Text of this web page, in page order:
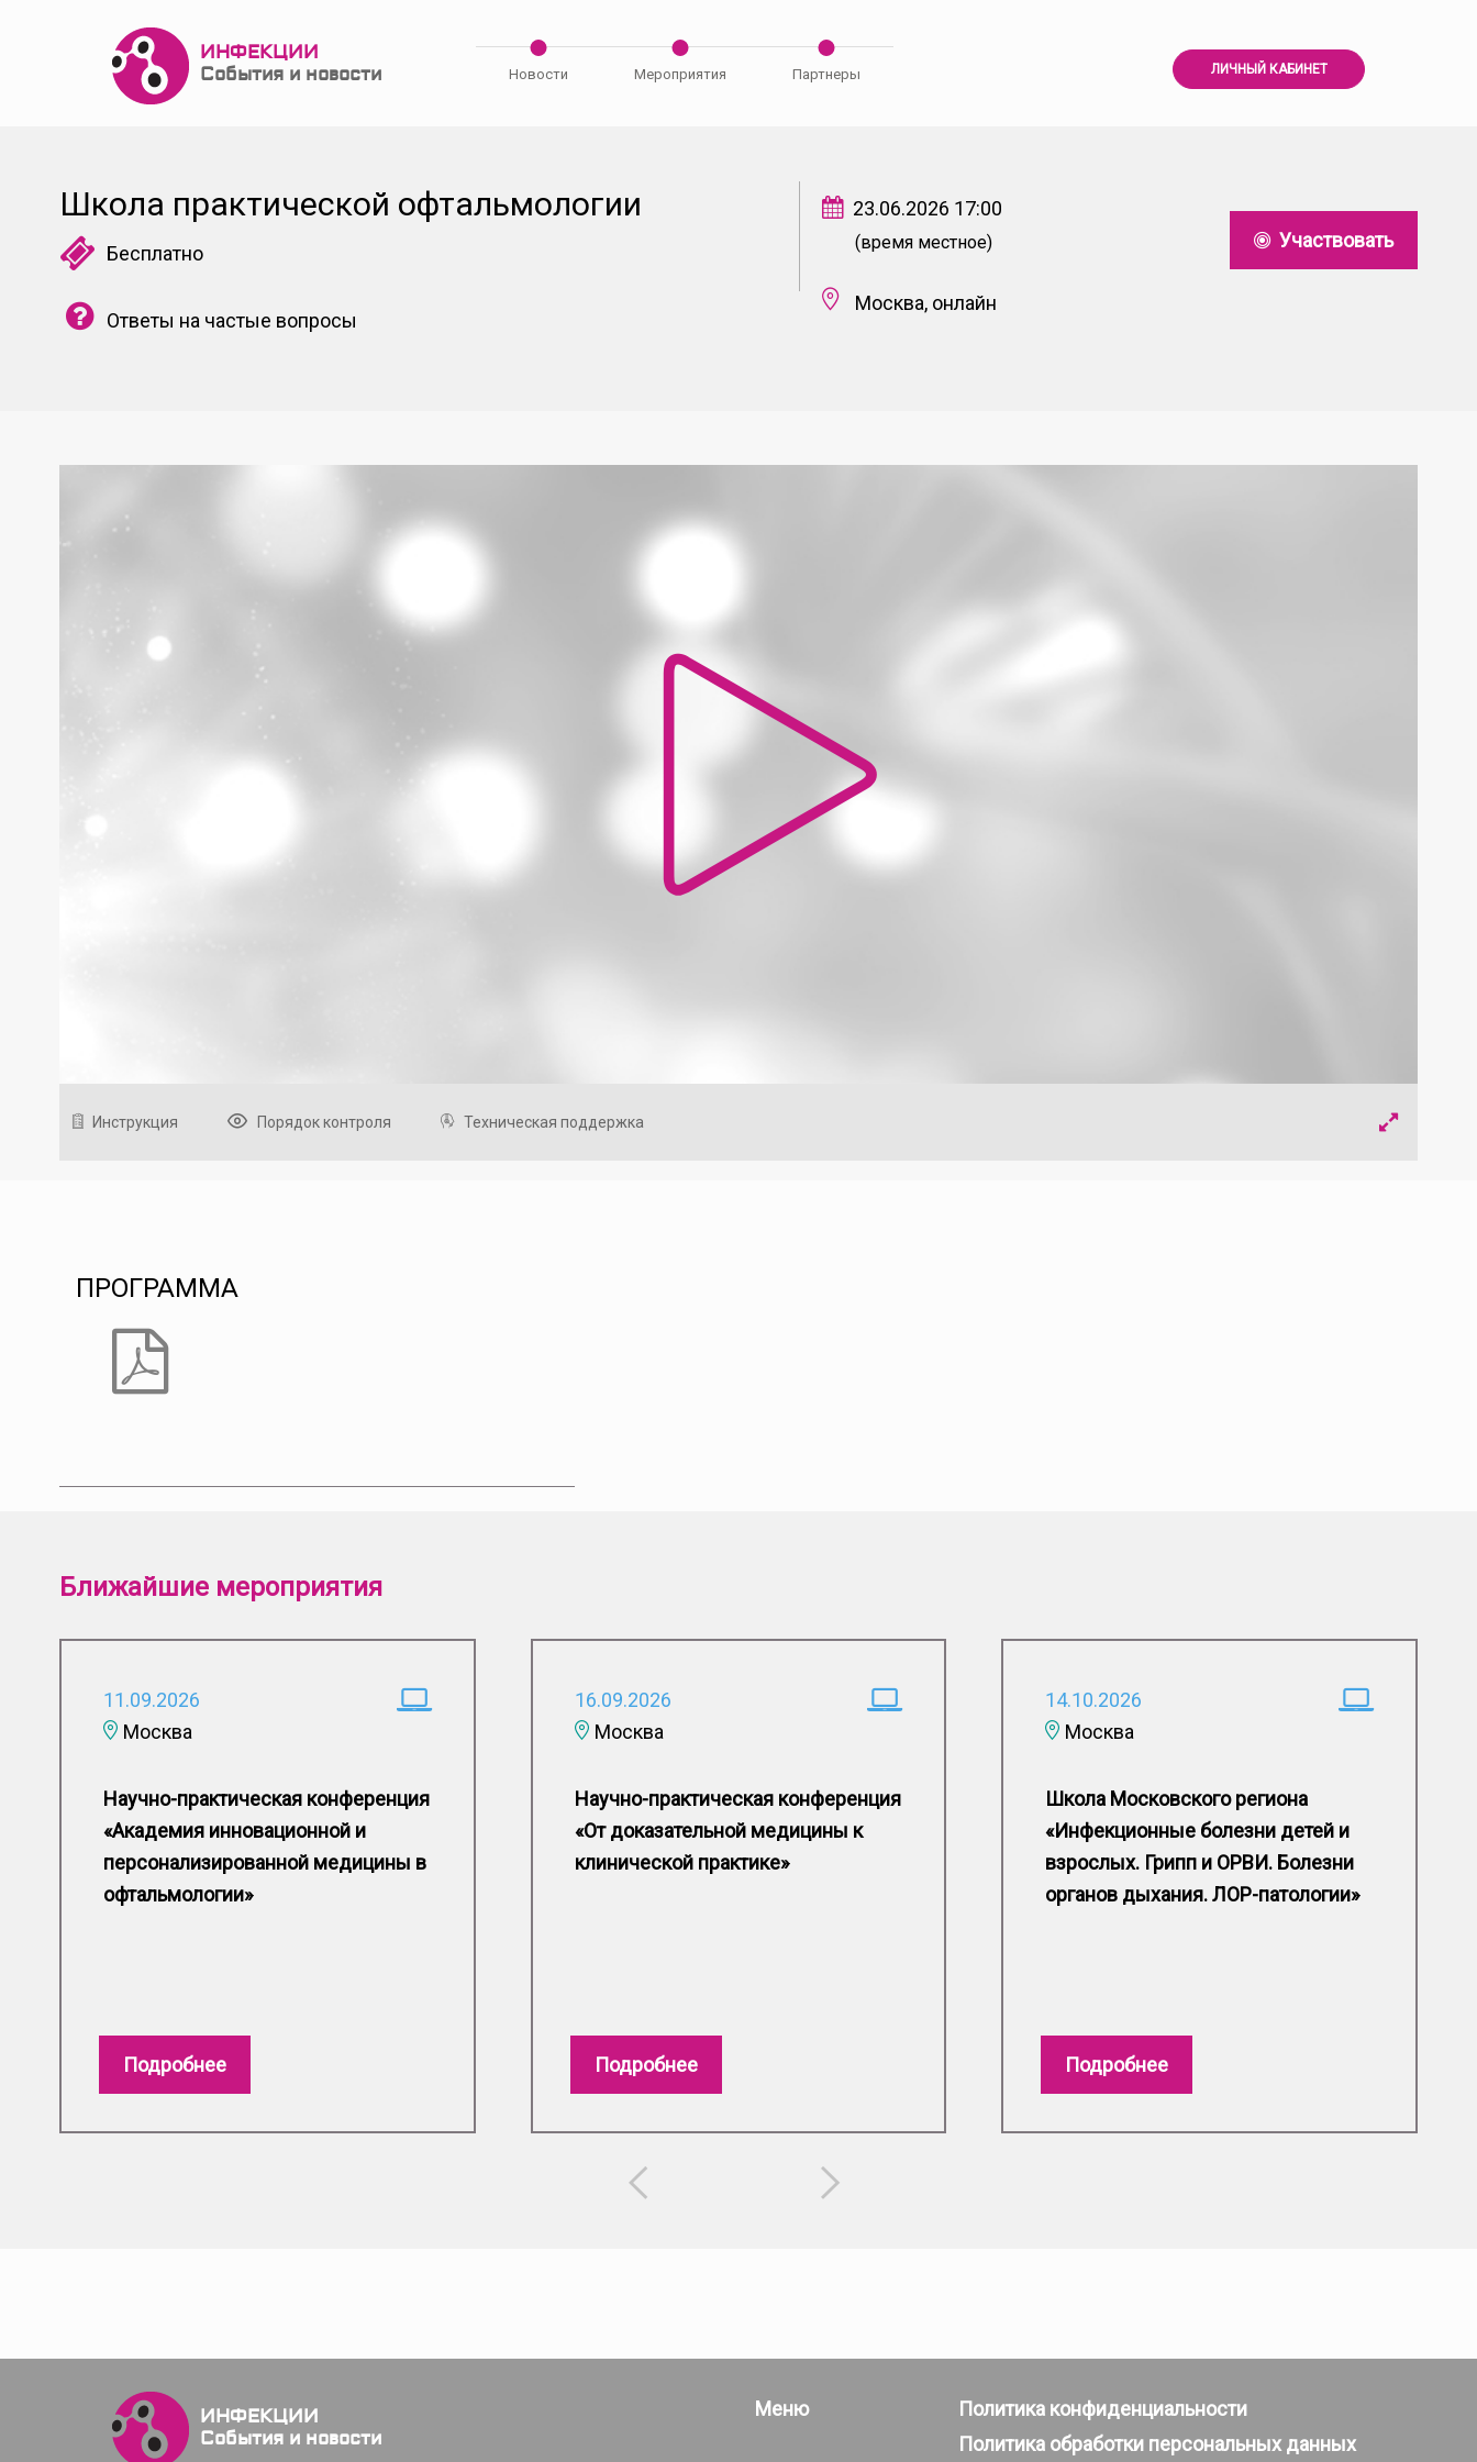
ИНФЕКЦИИ
События и новости
Новости Мероприятия Партнеры ЛИЧНЫЙ КАБИНЕТ
Школа практической офтальмологии
Бесплатно
Ответы на частые вопросы
23.06.2026 17:00
(время местное)
Москва, онлайн
Участвовать
Инструкция Порядок контроля Техническая поддержка
ПРОГРАММА
Ближайшие мероприятия
11.09.2026
Москва
Научно-практическая конференция
«Академия инновационной и
персонализированной медицины в
офтальмологии»
Подробнее
16.09.2026
Москва
Научно-практическая конференция
«От доказательной медицины к
клинической практике»
Подробнее
14.10.2026
Москва
Школа Московского региона
«Инфекционные болезни детей и
взрослых. Грипп и ОРВИ. Болезни
органов дыхания. ЛОР-патологии»
Подробнее
ИНФЕКЦИИ
События и новости
Меню
Политика конфиденциальности
Политика обработки персональных данных